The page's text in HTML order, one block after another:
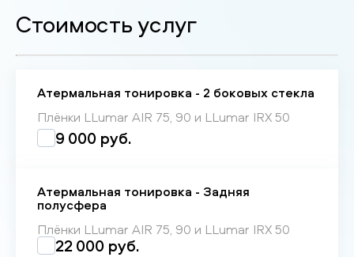
Стоимость услуг
Атермальная тонировка - 2 боковых стекла
Плёнки LLumar AIR 75, 90 и LLumar IRX 50
9 000 руб.
Атермальная тонировка - Задняя
полусфера
Плёнки LLumar AIR 75, 90 и LLumar IRX 50
22 000 руб.